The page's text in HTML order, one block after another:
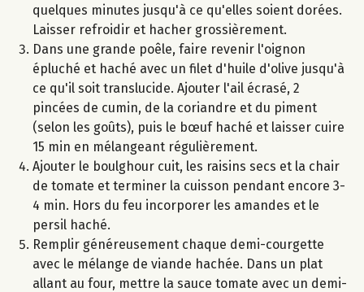
quelques minutes jusqu'à ce qu'elles soient dorées.
Laisser refroidir et hacher grossièrement.
Dans une grande poêle, faire revenir l'oignon
épluché et haché avec un filet d'huile d'olive jusqu'à
ce qu'il soit translucide. Ajouter l'ail écrasé, 2
pincées de cumin, de la coriandre et du piment
(selon les goûts), puis le bœuf haché et laisser cuire
15 min en mélangeant régulièrement.
Ajouter le boulghour cuit, les raisins secs et la chair
de tomate et terminer la cuisson pendant encore 3-
4 min. Hors du feu incorporer les amandes et le
persil haché.
Remplir généreusement chaque demi-courgette
avec le mélange de viande hachée. Dans un plat
allant au four, mettre la sauce tomate avec un demi-